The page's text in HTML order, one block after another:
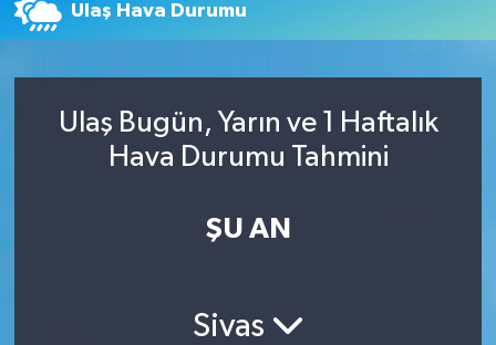
Ulaş Hava Durumu
Ulaş Bugün, Yarın ve 1 Haftalık
Hava Durumu Tahmini
ŞU AN
Sivas
Belde ve Köyler
Belediye
Dünya
Süper Lig Puan Durumu ve Fikstür
Tüm Manşetler
Son Dakika Haberleri